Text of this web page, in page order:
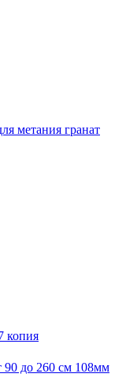
метания гранат
90 до 260 см 108мм